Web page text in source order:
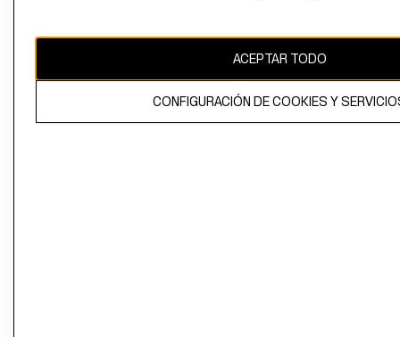
ACEPTAR TODO
CONFIGURACIÓN DE COOKIES Y